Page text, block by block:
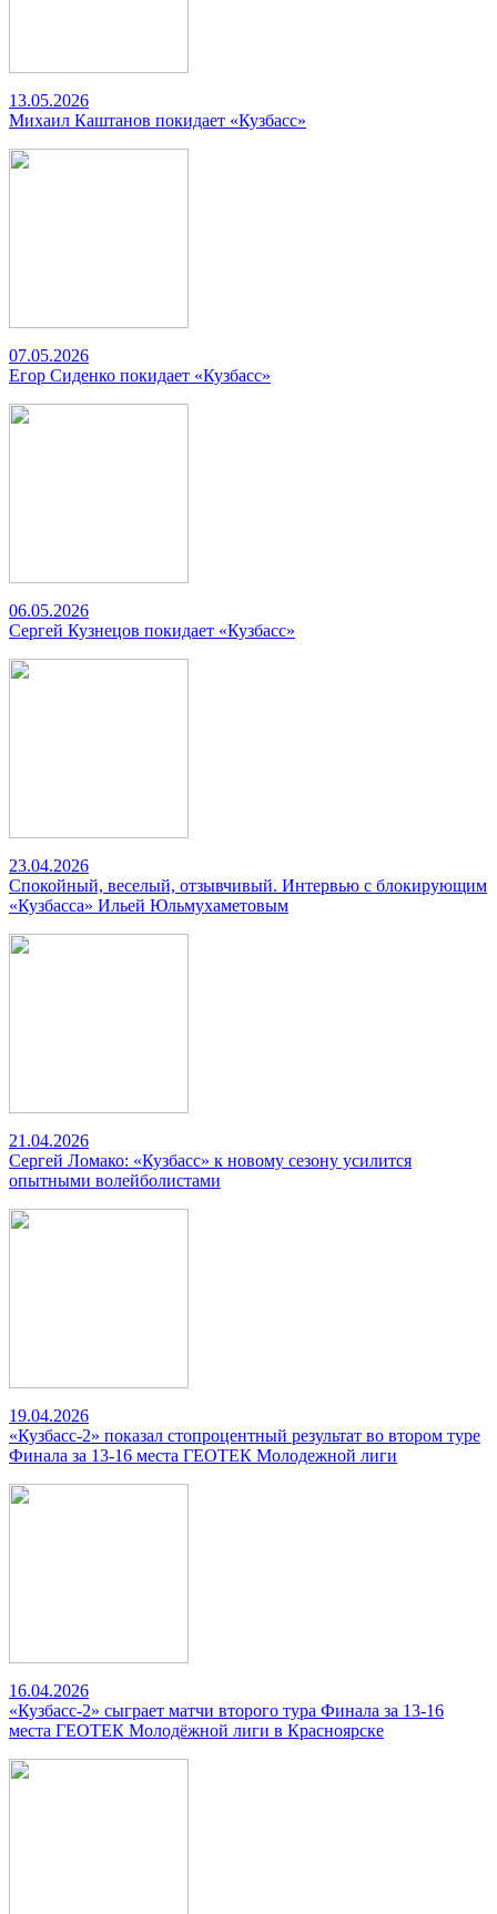
13.05.2026
Михаил Каштанов покидает «Кузбасс»
07.05.2026
Егор Сиденко покидает «Кузбасс»
06.05.2026
Сергей Кузнецов покидает «Кузбасс»
23.04.2026
Спокойный, веселый, отзывчивый. Интервью с блокирующим
«Кузбасса» Ильей Юльмухаметовым
21.04.2026
Сергей Ломако: «Кузбасс» к новому сезону усилится
опытными волейболистами
19.04.2026
«Кузбасс-2» показал стопроцентный результат во втором туре
Финала за 13-16 места ГЕОТЕК Молодежной лиги
16.04.2026
«Кузбасс-2» сыграет матчи второго тура Финала за 13-16
места ГЕОТЕК Молодёжной лиги в Красноярске